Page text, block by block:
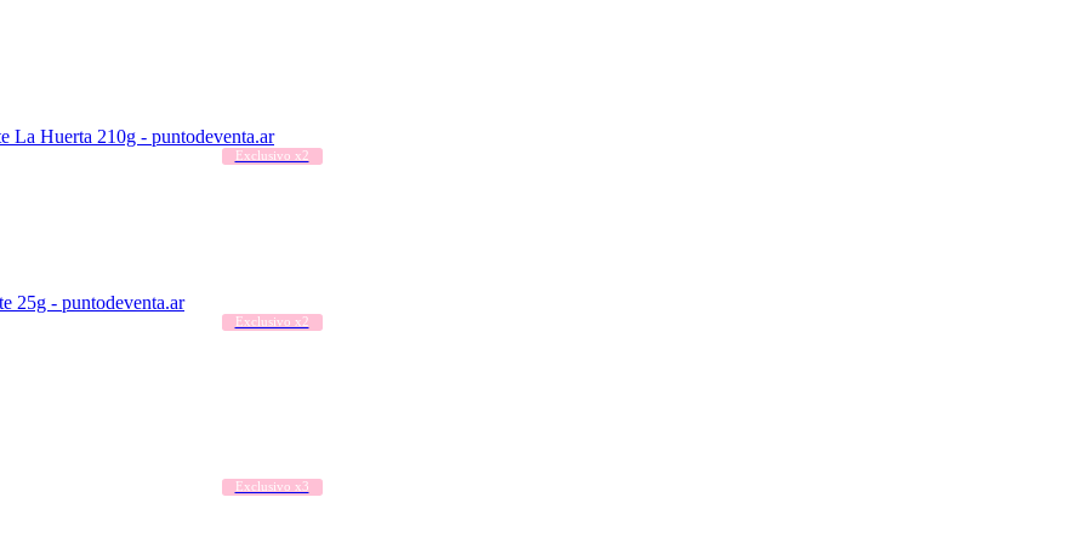
Exclusivo x2
Exclusivo x2
Exclusivo x3